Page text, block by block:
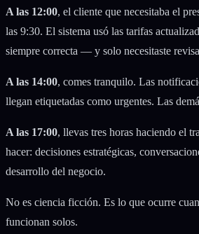
A las 12:00, el cliente que necesitaba el
las 9:30. El sistema usó las tarifas
siempre correcta — y solo necesitaste
A las 14:00, comes tranquilo. Las
llegan etiquetadas como urgentes. Las
A las 17:00, llevas tres horas haciendo el
hacer: decisiones estratégicas,
desarrollo del negocio.
No es ciencia ficción. Es lo que ocurre
funcionan solos.